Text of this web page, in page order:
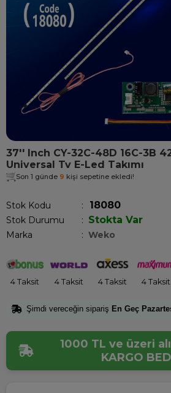
37'' Inch CY-32C-48D 16C-3B
Universal Tv E-Led Takımı
Son 1 günde 9 kişi sepetine ekledi!
Stok Kodu 18080
Stok Durumu : Stokta Var
Marka : Weko
4 Taksit 4 Taksit 4 Taksit 4 Taksit
Şimdi vereceğin sipariş En Geç
1000 TL ve üzeri
KARGO